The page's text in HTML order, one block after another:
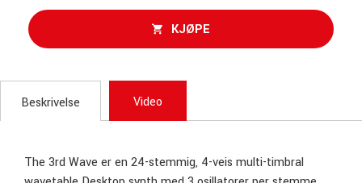
KJØPE
Beskrivelse Video
The 3rd Wave er en 24-stemmig, 4-veis multi-timbral